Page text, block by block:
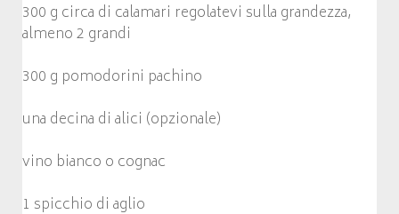
300 g circa di calamari regolatevi sulla grandezza,
almeno 2 grandi
300 g pomodorini pachino
una decina di alici (opzionale)
vino bianco o cognac
1 spicchio di aglio